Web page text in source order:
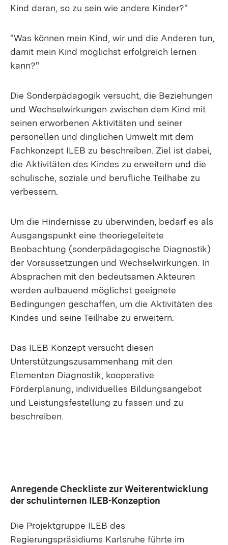
Kind daran, so zu sein wie andere Kinder?"
"Was können mein Kind, wir und die Anderen tun,
damit mein Kind möglichst erfolgreich lernen
kann?"
Die Sonderpädagogik versucht, die Beziehungen
und Wechselwirkungen zwischen dem Kind mit
seinen erworbenen Aktivitäten und seiner
personellen und dinglichen Umwelt mit dem
Fachkonzept ILEB zu beschreiben. Ziel ist dabei,
die Aktivitäten des Kindes zu erweitern und die
schulische, soziale und berufliche Teilhabe zu
verbessern.
Um die Hindernisse zu überwinden, bedarf es als
Ausgangspunkt eine theoriegeleitete
Beobachtung (sonderpädagogische Diagnostik)
der Voraussetzungen und Wechselwirkungen. In
Absprachen mit den bedeutsamen Akteuren
werden aufbauend möglichst geeignete
Bedingungen geschaffen, um die Aktivitäten des
Kindes und seine Teilhabe zu erweitern.
Das ILEB Konzept versucht diesen
Unterstützungszusammenhang mit den
Elementen Diagnostik, kooperative
Förderplanung, individuelles Bildungsangebot
und Leistungsfestellung zu fassen und zu
beschreiben.
Anregende Checkliste zur Weiterentwicklung
der schulinternen ILEB-Konzeption
Die Projektgruppe ILEB des
Regierungspräsidiums Karlsruhe führte im